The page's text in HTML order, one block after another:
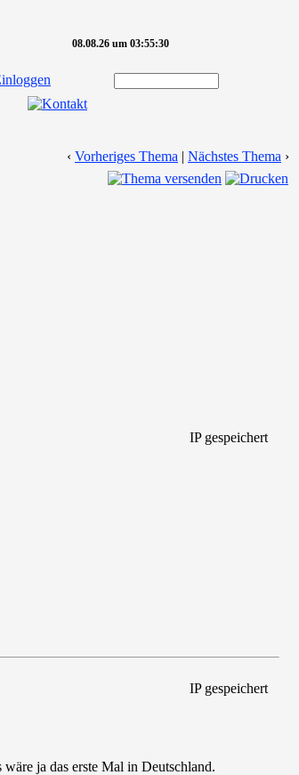
08.08.26 um 03:55:30
‹ Vorheriges Thema | Nächstes Thema ›
IP gespeichert
IP gespeichert
ja das erste Mal in Deutschland.